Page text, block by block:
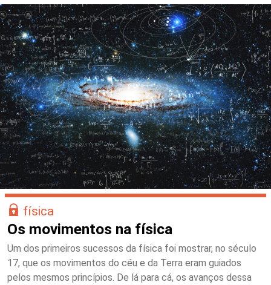
física
Os movimentos na física
Um dos primeiros sucessos da física foi mostrar, no século
17, que os movimentos do céu e da Terra eram guiados
pelos mesmos princípios. De lá para cá, os avanços dessa